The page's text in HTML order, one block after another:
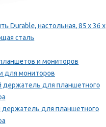
Durable, настольная, 85 x 36 x
сталь
и мониторов
для мониторов
держатель для планшетного
держатель для планшетного